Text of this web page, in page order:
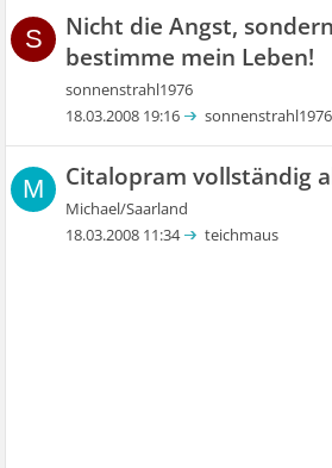
S
Nicht die Angst,
bestimme mein Leben!
sonnenstrahl1976
18.03.2008 19:16 sonnenstrahl1976
M Citalopram vollständig
Michael/Saarland
18.03.2008 11:34 teichmaus